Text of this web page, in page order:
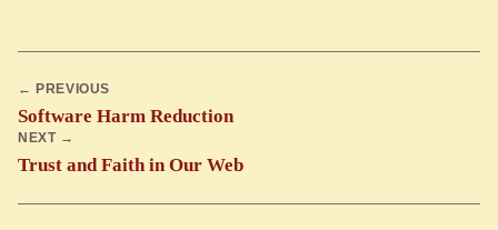
← PREVIOUS
Software Harm Reduction
NEXT →
Trust and Faith in Our Web